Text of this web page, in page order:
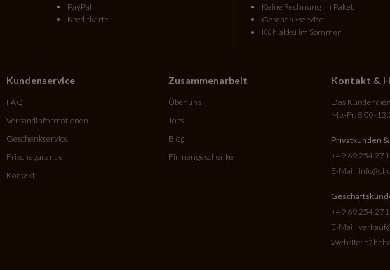
PayPal
Kreditkarte
Keine Rechnung im Paket
Geschenkservice
Kühlakku im Sommer
Kundenservice
FAQ
Versandinformationen
Geschenkservice
Frischegarantie
Kontakt
Zusammenarbeit
Über uns
Jobs
Blog
Firmengeschenke
Kontakt &
Das
Mo.-Fr. 8:00-
Privatkunden
+49 69 254
E-Mail:
+49 69 254
E-Mail:
Website: